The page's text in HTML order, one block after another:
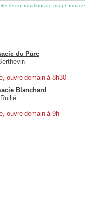
les informations de ma pharmacie
du Parc
ouvre demain à 8h30
Blanchard
ouvre demain à 9h